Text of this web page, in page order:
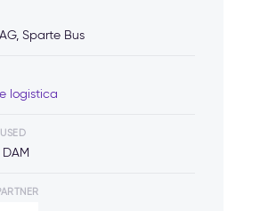
Sparte Bus
logistica